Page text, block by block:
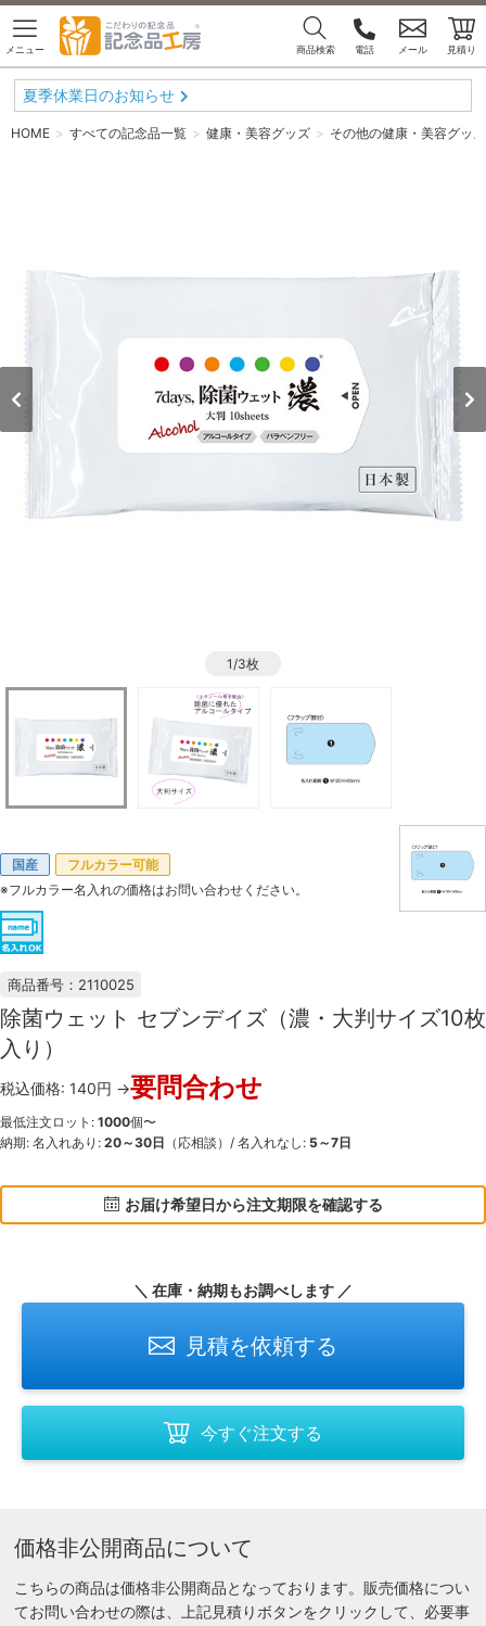
メニュー 商品検索 電話 メール 見積り
夏季休業日のお知らせ
HOME すべての記念品一覧 健康・美容グッズ その他の健康・美容グッズ
1/3枚
国産
フルカラー可能
※フルカラー名入れの価格はお問い合わせください。
商品番号：2110025
除菌ウェット セブンデイズ（濃・大判サイズ10枚
入り）
税込価格: 140円 →要問合わせ
最低注文ロット: 1000個〜
納期: 名入れあり: 20～30日 （応相談）/ 名入れなし: 5～7日
お届け希望日から注文期限を確認する
＼ 在庫・納期もお調べします ／
見積を依頼する
今すぐ注文する
価格非公開商品について
こちらの商品は価格非公開商品となっております。販売価格につい
てお問い合わせの際は、上記見積りボタンをクリックして、必要事